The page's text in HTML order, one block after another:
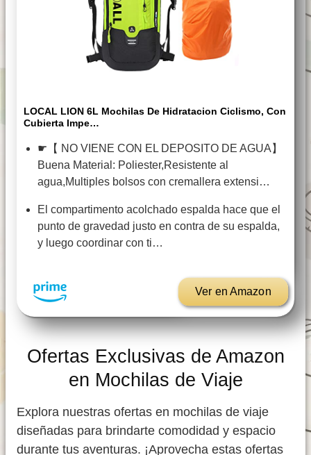
LOCAL LION 6L Mochilas De Hidratacion Ciclismo, Con
Cubierta Impe…
☛【 NO VIENE CON EL DEPOSITO DE AGUA】
Buena Material: Poliester,Resistente al
agua,Multiples bolsos con cremallera extensi…
El compartimento acolchado espalda hace que el
punto de gravedad justo en contra de su espalda,
y luego coordinar con ti…
Ver en Amazon
Ofertas Exclusivas de Amazon
en Mochilas de Viaje
Explora nuestras ofertas en mochilas de viaje
diseñadas para brindarte comodidad y espacio
durante tus aventuras. ¡Aprovecha estas ofertas